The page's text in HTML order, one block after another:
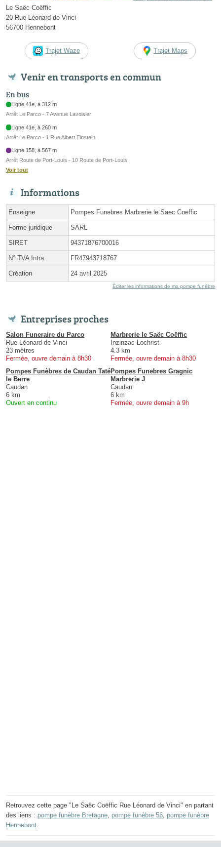
Le Saëc Coëffic
20 Rue Léonard de Vinci
56700 Hennebont
Trajet Waze Trajet Maps
Venir en transports en commun
En bus
Ligne 41e, à 312 m
Arrêt Le Parco - 7 Avenue Lavoisier
Ligne 41e, à 260 m
Arrêt Le Parco - 1 Rue Albert Einstein
Ligne 158, à 567 m
Arrêt Route de Port-Louis - 10 Route de Port-Louis
Voir tout
Informations
Enseigne Pompes Funebres Marbrerie le Saec Coeffic
Forme juridique SARL
SIRET 94371876700016
N° TVA Intra. FR47943718767
Création 24 avril 2025
Éditer les informations de ma pompe funèbre
Entreprises proches
Salon Funeraire du Parco
Rue Léonard de Vinci
23 mètres
Fermée, ouvre demain à 8h30
Marbrerie le Saëc Coëffic
Inzinzac-Lochrist
4.3 km
Fermée, ouvre demain à 8h30
Pompes Funèbres de Caudan Taté
le Berre
Caudan
6 km
Ouvert en continu
Pompes Funebres Gragnic
Marbrerie J
Caudan
6 km
Fermée, ouvre demain à 9h
Retrouvez cette page "Le Saëc Coëffic Rue Léonard de Vinci" en partant
des liens : pompe funèbre Bretagne, pompe funèbre 56, pompe funèbre
Hennebont.